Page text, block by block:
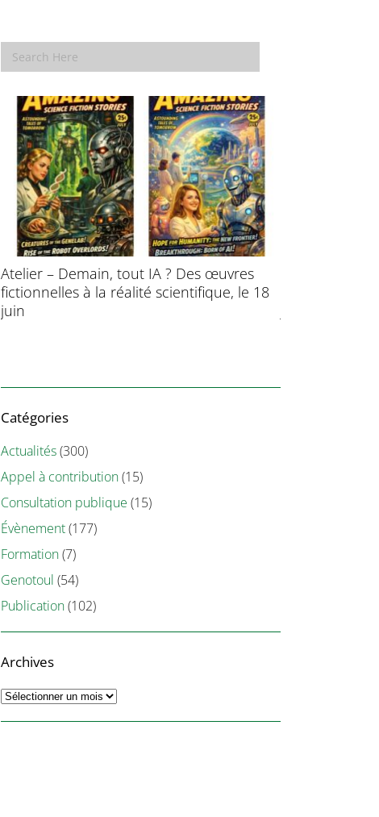
Atelier – Demain, tout IA ? Des œuvres
fictionnelles à la réalité scientifique, le 18
juin
Catégories
Actualités(300)
Appel à contribution(15)
Consultation publique (15)
Évènement(177)
Formation(7)
Genotoul (54)
Publication(102)
Archives
Archives